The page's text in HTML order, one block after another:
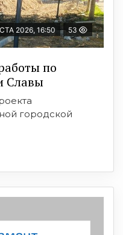
2026, 16:50 53
по
Славы
городской